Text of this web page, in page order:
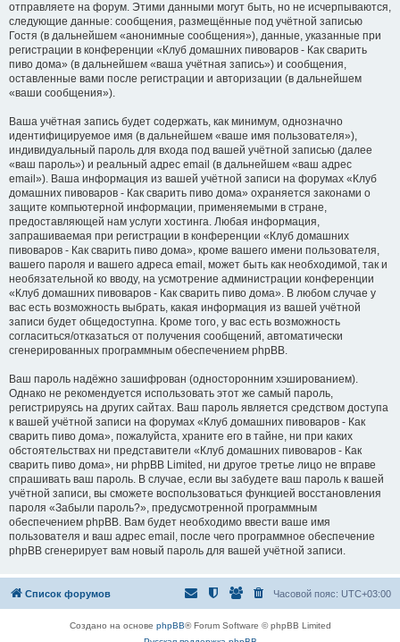
отправляете на форум. Этими данными могут быть, но не исчерпываются,
следующие данные: сообщения, размещённые под учётной записью
Гостя (в дальнейшем «анонимные сообщения»), данные, указанные при
регистрации в конференции «Клуб домашних пивоваров - Как cварить
пиво дома» (в дальнейшем «ваша учётная запись») и сообщения,
оставленные вами после регистрации и авторизации (в дальнейшем
«ваши сообщения»).
Ваша учётная запись будет содержать, как минимум, однозначно
идентифицируемое имя (в дальнейшем «ваше имя пользователя»),
индивидуальный пароль для входа под вашей учётной записью (далее
«ваш пароль») и реальный адрес email (в дальнейшем «ваш адрес
email»). Ваша информация из вашей учётной записи на форумах «Клуб
домашних пивоваров - Как cварить пиво дома» охраняется законами о
защите компьютерной информации, применяемыми в стране,
предоставляющей нам услуги хостинга. Любая информация,
запрашиваемая при регистрации в конференции «Клуб домашних
пивоваров - Как cварить пиво дома», кроме вашего имени пользователя,
вашего пароля и вашего адреса email, может быть как необходимой, так и
необязательной ко вводу, на усмотрение администрации конференции
«Клуб домашних пивоваров - Как cварить пиво дома». В любом случае у
вас есть возможность выбрать, какая информация из вашей учётной
записи будет общедоступна. Кроме того, у вас есть возможность
согласиться/отказаться от получения сообщений, автоматически
сгенерированных программным обеспечением phpBB.
Ваш пароль надёжно зашифрован (односторонним хэшированием).
Однако не рекомендуется использовать этот же самый пароль,
регистрируясь на других сайтах. Ваш пароль является средством доступа
к вашей учётной записи на форумах «Клуб домашних пивоваров - Как
cварить пиво дома», пожалуйста, храните его в тайне, ни при каких
обстоятельствах ни представители «Клуб домашних пивоваров - Как
cварить пиво дома», ни phpBB Limited, ни другое третье лицо не вправе
спрашивать ваш пароль. В случае, если вы забудете ваш пароль к вашей
учётной записи, вы сможете воспользоваться функцией восстановления
пароля «Забыли пароль?», предусмотренной программным
обеспечением phpBB. Вам будет необходимо ввести ваше имя
пользователя и ваш адрес email, после чего программное обеспечение
phpBB сгенерирует вам новый пароль для вашей учётной записи.
Список форумов Часовой пояс: UTC+03:00
Создано на основе phpBB® Forum Software © phpBB Limited